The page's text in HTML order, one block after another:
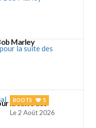
Marley
la suite des
ROOTS 5
Le 2 Août 2026